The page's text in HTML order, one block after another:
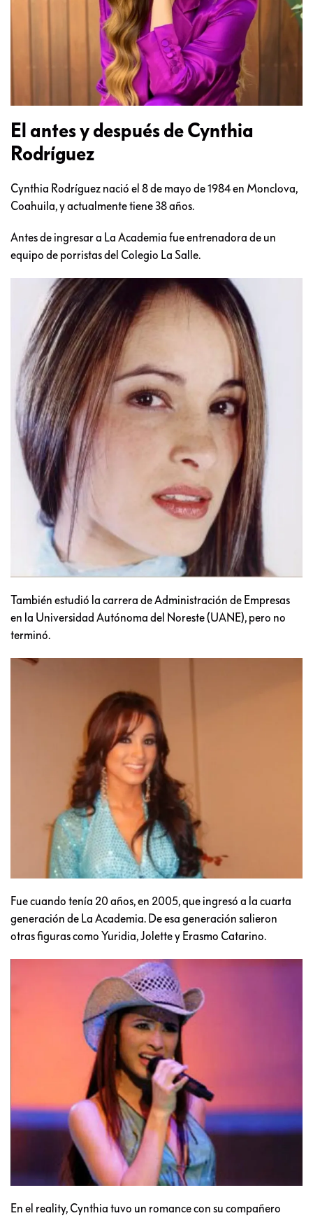
El antes y después de Cynthia
Rodríguez
Cynthia Rodríguez nació el 8 de mayo de 1984 en Monclova,
Coahuila, y actualmente tiene 38 años.
Antes de ingresar a La Academia fue entrenadora de un
equipo de porristas del Colegio La Salle.
También estudió la carrera de Administración de Empresas
en la Universidad Autónoma del Noreste (UANE), pero no
terminó.
Fue cuando tenía 20 años, en 2005, que ingresó a la cuarta
generación de La Academia. De esa generación salieron
otras figuras como Yuridia, Jolette y Erasmo Catarino.
En el reality, Cynthia tuvo un romance con su compañero